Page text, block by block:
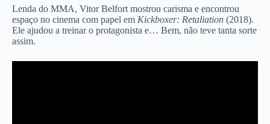
Lenda do MMA, Vitor Belfort mostrou carisma e encontrou
espaço no cinema com papel em Kickboxer: Retaliation (2018).
Ele ajudou a treinar o protagonista e… Bem, não teve tanta sorte
assim.